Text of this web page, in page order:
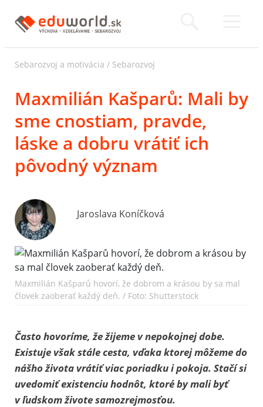
Sebarozvoj a motivácia / Sebarozvoj
Maxmilián Kašparů: Mali by
sme cnostiam, pravde,
láske a dobru vrátiť ich
pôvodný význam
Jaroslava Koníčková
Maxmilián Kašparů hovorí, že dobrom a krásou by sa mal
človek zaoberať každý deň. / Foto: Shutterstock
Často hovoríme, že žijeme v nepokojnej dobe.
Existuje však stále cesta, vďaka ktorej môžeme do
nášho života vrátiť viac poriadku i pokoja. Stačí si
uvedomiť existenciu hodnôt, ktoré by mali byť
v ľudskom živote samozrejmosťou.